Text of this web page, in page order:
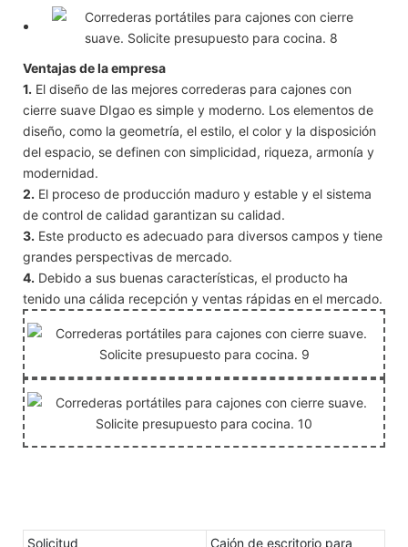
Ventajas de la empresa
1. El diseño de las mejores correderas para cajones con
cierre suave DIgao es simple y moderno. Los elementos de
diseño, como la geometría, el estilo, el color y la disposición
del espacio, se definen con simplicidad, riqueza, armonía y
modernidad.
2. El proceso de producción maduro y estable y el sistema
de control de calidad garantizan su calidad.
3. Este producto es adecuado para diversos campos y tiene
grandes perspectivas de mercado.
4. Debido a sus buenas características, el producto ha
tenido una cálida recepción y ventas rápidas en el mercado.
Solicitud
Cajón de escritorio para